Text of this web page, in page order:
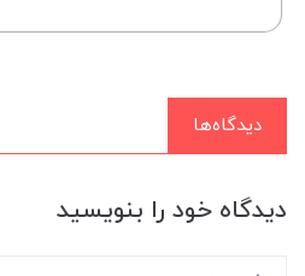
دیدگاه‌ها
دیدگاه خود را بنویسید